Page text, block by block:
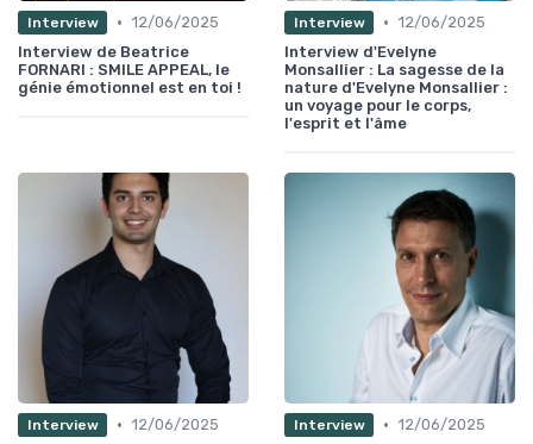
Interview • 12/06/2025
Interview de Beatrice
FORNARI : SMILE APPEAL, le
génie émotionnel est en toi !
Interview • 12/06/2025
Interview d'Evelyne
Monsallier : La sagesse de la
nature d'Evelyne Monsallier :
un voyage pour le corps,
l'esprit et l'âme
Interview • 12/06/2025
Interview • 12/06/2025